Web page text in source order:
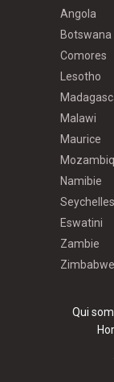
Angola
Botswana
Comores
Lesotho
Malawi
Maurice
Namibie
Seychelles
Eswatini
Zambie
Zimbabwe
Qui